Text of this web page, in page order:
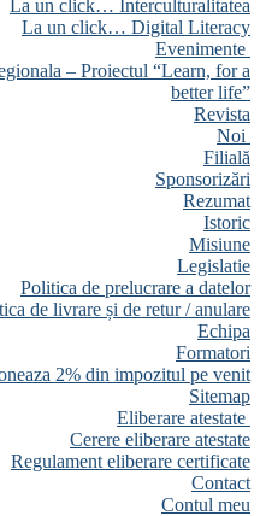
La un click… Interculturalitatea
La un click… Digital Literacy
Evenimente
– Proiectul “Learn, for a
better life”
Revista
Noi
Filială
Sponsorizări
Rezumat
Istoric
Misiune
Legislatie
Politica de prelucrare a datelor
de livrare și de retur / anulare
Echipa
Formatori
2% din impozitul pe venit
Sitemap
Eliberare atestate
Cerere eliberare atestate
Regulament eliberare certificate
Contact
Contul meu